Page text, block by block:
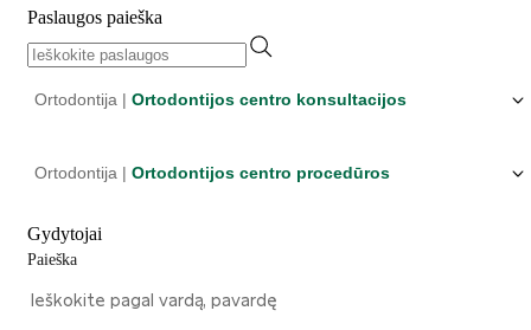
Paslaugos paieška
Ortodontija | Ortodontijos centro konsultacijos
Ortodontija | Ortodontijos centro procedūros
Gydytojai
Paieška